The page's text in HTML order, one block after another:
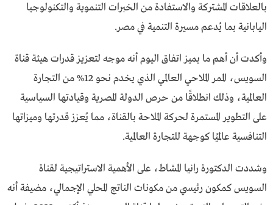
بالعلاقات المشتركة والاستفادة من الخبرات التنموية والتكنولوجيا
اليابانية بما يُدعم مسيرة التنمية في مصر.
وأكدت أن أهم ما يميز اتفاق اليوم أنه موجه لتعزيز قدرات هيئة قناة
السويس، الممر الملاحي العالمي الذي يخدم نحو 12% من التجارة
العالمية، وذلك انطلاقًا من حرص الدولة المصرية وقيادتها السياسية
على التطوير المستمرة لحركة الملاحة بالقناة، مما يُعزز قدرتها وميزاتها
التنافسية عالميًا كوجهة للتجارة العالمية.
وشددت الدكتورة رانيا المشاط، على الأهمية الاستراتيجية لقناة
السويس كمكون رئيسي من مكونات الناتج المحلي الإجمالي، مضيفة أنه